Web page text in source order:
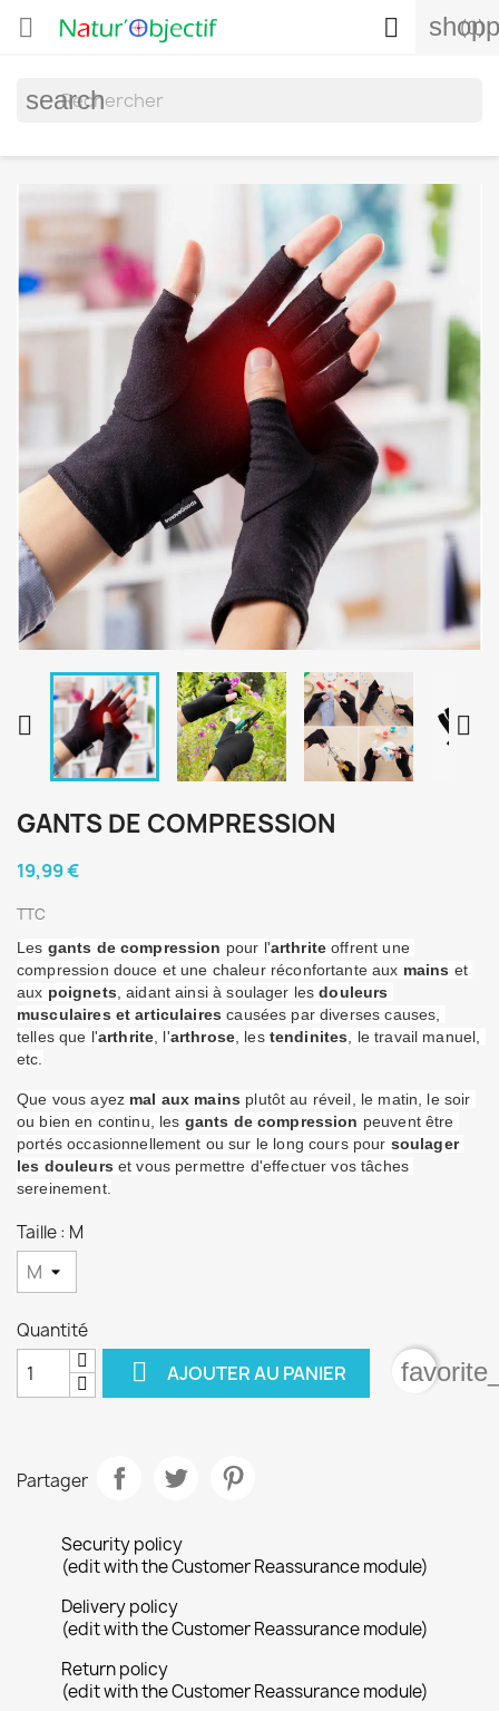
 (0)

search
 
GANTS DE COMPRESSION
19,99 €
TTC
Les gants de compression pour l'arthrite offrent une
compression douce et une chaleur réconfortante aux mains et
aux poignets , aidant ainsi à soulager les douleurs
musculaires et articulaires causées par diverses causes,
telles que l'arthrite , l'arthrose, les tendinites , le travail manuel,
etc.
Que vous ayez mal aux mains plutôt au réveil, le matin, le soir
ou bien en continu, les gants de compression peuvent être
portés occasionnellement ou sur le long cours pour soulager
les douleurs et vous permettre d'effectuer vos tâches
sereinement.
Taille : M
Quantité
 AJOUTER AU PANIER
Partager
Security policy
(edit with the Customer Reassurance module)
Delivery policy
(edit with the Customer Reassurance module)
Return policy
(edit with the Customer Reassurance module)